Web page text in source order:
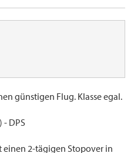
günstigen Flug. Klasse egal.
- DPS
2-tägigen Stopover in